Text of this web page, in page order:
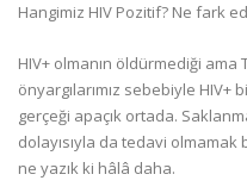
Hangimiz HIV Pozitif? Ne fark
HIV+ olmanın öldürmediği ama
önyargılarımız sebebiyle
gerçeği apaçık ortada.
dolayısıyla da tedavi
ne yazık ki hâlâ daha.